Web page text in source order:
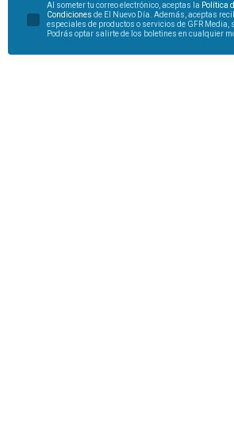
Al someter tu correo electrónico, aceptas la Política
Condiciones de El Nuevo Día. Además, aceptas
especiales de productos o servicios de GFR Media,
Podrás optar salirte de los boletines en cualquier